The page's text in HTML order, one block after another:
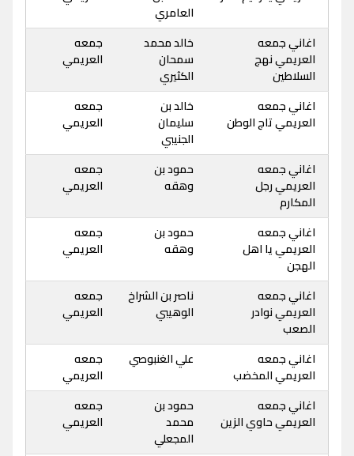
العامري
اغاني جمعه
العريمي نهج
السلاطين
خالد محمد
سمحان
الكثيري
جمعه
العريمي
اغاني جمعه
العريمي تاج الوطن
خالد بن
سليمان
الجنيبي
جمعه
العريمي
اغاني جمعه
العريمي رجل
المكارم
حمود بن
وهقه
جمعه
العريمي
اغاني جمعه
العريمي يا اهل
الهجن
حمود بن
وهقه
جمعه
العريمي
اغاني جمعه
العريمي نوادر
الصعب
ناصر بن الشراخ
الوهيبي
جمعه
العريمي
اغاني جمعه
العريمي المخضب
علي الغنبوصي
جمعه
العريمي
اغاني جمعه
العريمي حاوي الزين
حمود بن
محمد
المجعلي
جمعه
العريمي